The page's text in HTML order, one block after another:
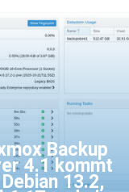
Backup
4.1 kommt
13.2,